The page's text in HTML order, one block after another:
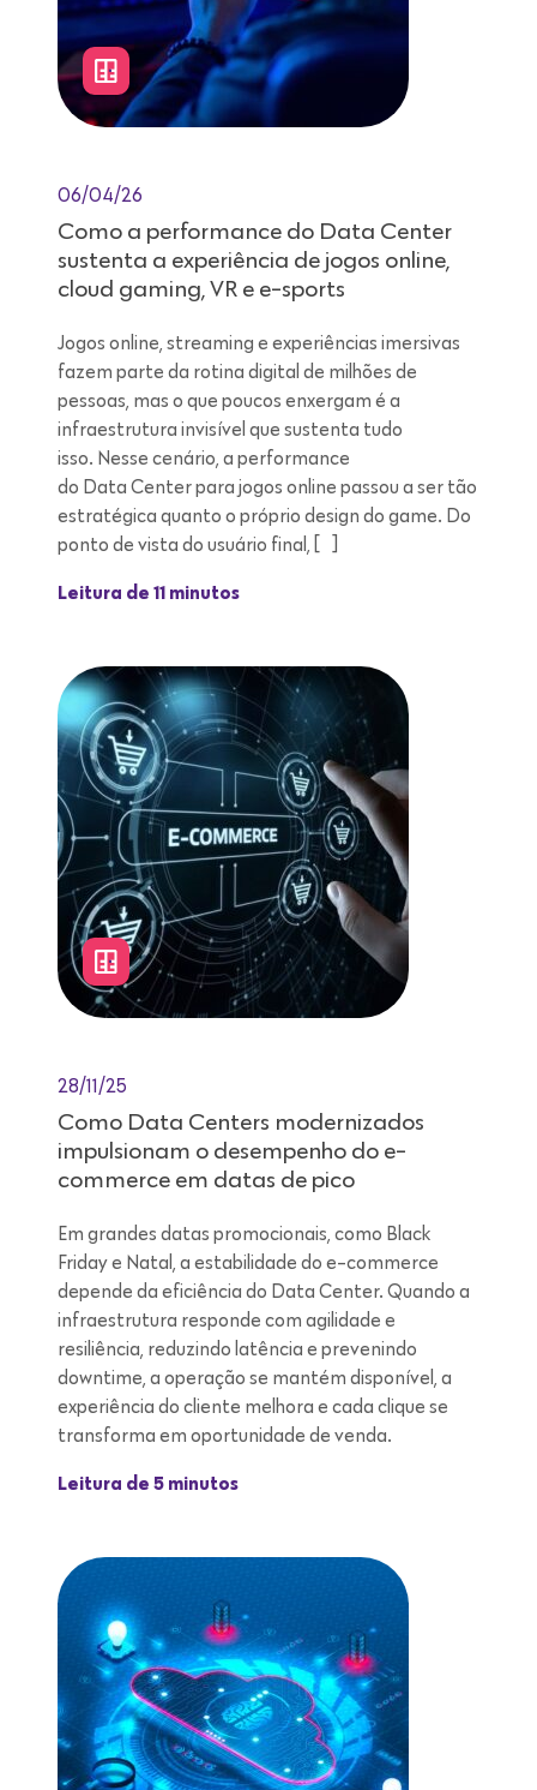
06/04/26
Como a performance do Data Center
sustenta a experiência de jogos online,
cloud gaming, VR e e-sports
Jogos online, streaming e experiências imersivas
fazem parte da rotina digital de milhões de
pessoas, mas o que poucos enxergam é a
infraestrutura invisível que sustenta tudo
isso. Nesse cenário, a performance
do Data Center para jogos online passou a ser tão
estratégica quanto o próprio design do game. Do
ponto de vista do usuário final, […]
Leitura de 11 minutos
28/11/25
Como Data Centers modernizados
impulsionam o desempenho do e-
commerce em datas de pico
Em grandes datas promocionais, como Black
Friday e Natal, a estabilidade do e-commerce
depende da eficiência do Data Center. Quando a
infraestrutura responde com agilidade e
resiliência, reduzindo latência e prevenindo
downtime, a operação se mantém disponível, a
experiência do cliente melhora e cada clique se
transforma em oportunidade de venda.
Leitura de 5 minutos